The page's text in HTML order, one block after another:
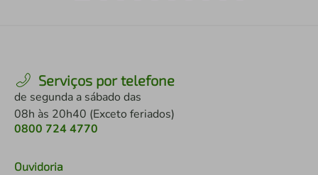
Serviços por telefone
de segunda a sábado das
08h às 20h40 (Exceto feriados)
0800 724 4770
Ouvidoria